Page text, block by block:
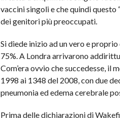
vaccini singoli e che quindi questo
dei genitori più preoccupati.
Si diede inizio ad un vero e
75%. A Londra arrivarono
Com’era ovvio che succedesse,
1998 ai 1348 del 2008, con due
pneumonia ed edema cerebrale
Prima delle dichiarazioni di